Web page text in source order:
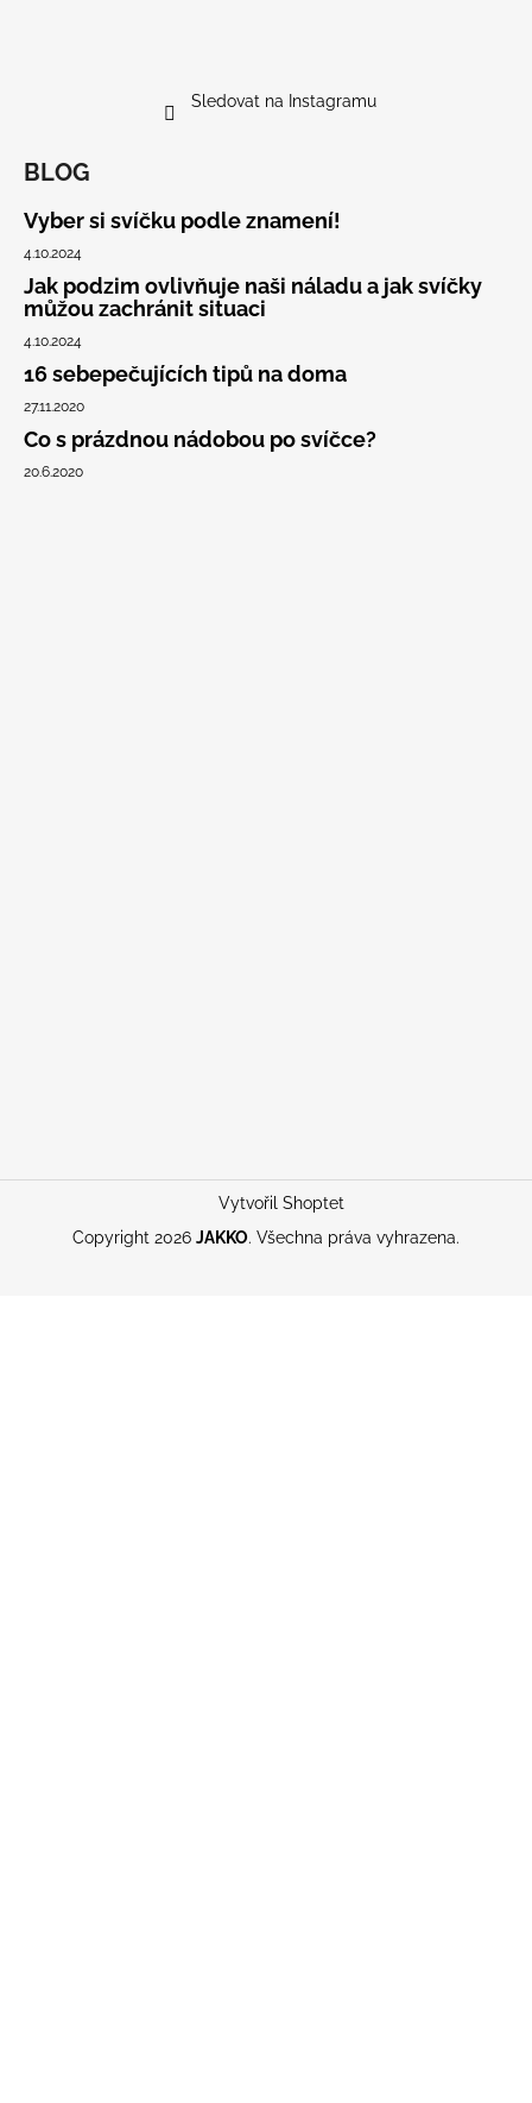
Sledovat na Instagramu
BLOG
Vyber si svíčku podle znamení!
4.10.2024
Jak podzim ovlivňuje naši náladu a jak svíčky
můžou zachránit situaci
4.10.2024
16 sebepečujících tipů na doma
27.11.2020
Co s prázdnou nádobou po svíčce?
20.6.2020
Vytvořil Shoptet
Copyright 2026 JAKKO. Všechna práva vyhrazena.